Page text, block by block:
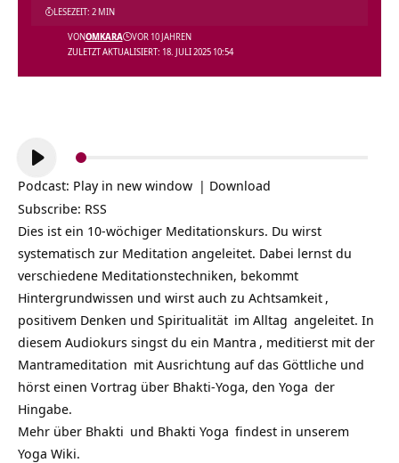
ZULETZT AKTUALISIERT: 18. JULI 2025 10:54
VONOMKARA VOR 10 JAHREN
LESEZEIT: 2 MIN
Audio-
Player
Podcast: Play in new window | Download
Subscribe: RSS
Dies ist ein 10-wöchiger Meditationskurs. Du wirst
systematisch zur Meditation angeleitet. Dabei lernst du
verschiedene Meditationstechniken, bekommt
Hintergrundwissen und wirst auch zu Achtsamkeit ,
positivem Denken und Spiritualität im Alltag angeleitet. In
diesem Audiokurs singst du ein Mantra , meditierst mit der
Mantrameditation mit Ausrichtung auf das Göttliche und
hörst einen Vortrag über Bhakti-Yoga, den Yoga der
Hingabe.
Mehr über Bhakti und Bhakti Yoga findest in unserem
Yoga Wiki.